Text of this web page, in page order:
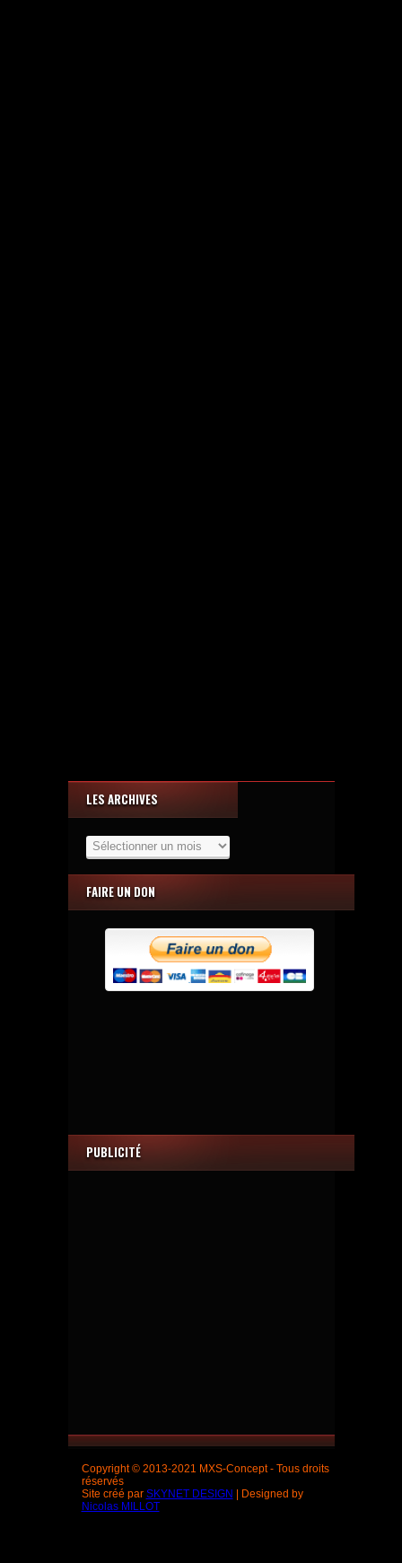
LES ARCHIVES
Archives
FAIRE UN DON
PUBLICITÉ
Copyright © 2013-2021 MXS-Concept - Tous droits
réservés
Site créé par SKYNET DESIGN
| Designed by
Nicolas MILLOT